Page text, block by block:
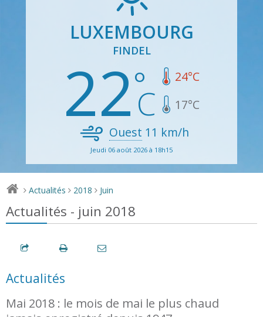
LUXEMBOURG
FINDEL
22 24°C
17°C
Ouest 11 km/h
Jeudi 06 août 2026 à 18h15
> Actualités > 2018 > Juin
Actualités - juin 2018
Actualités
Mai 2018 : le mois de mai le plus chaud